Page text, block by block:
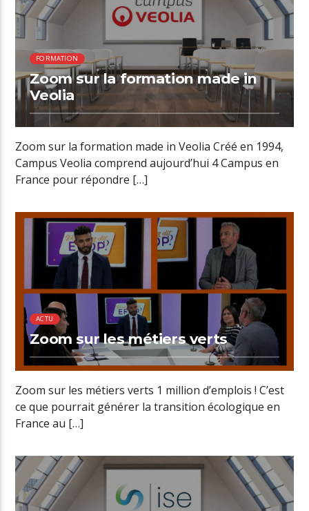
FORMATION
Zoom sur la formation made in
Veolia
Zoom sur la formation made in Veolia Créé en 1994,
Campus Veolia comprend aujourd’hui 4 Campus en
France pour répondre […]
00:48 READ TIME
ACTU
Zoom sur les métiers verts
Zoom sur les métiers verts 1 million d’emplois ! C’est
ce que pourrait générer la transition écologique en
France au […]
01:16 READ TIME